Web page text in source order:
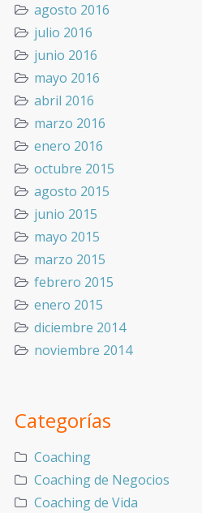
agosto 2016
julio 2016
junio 2016
mayo 2016
abril 2016
marzo 2016
enero 2016
octubre 2015
agosto 2015
junio 2015
mayo 2015
marzo 2015
febrero 2015
enero 2015
diciembre 2014
noviembre 2014
Categorías
Coaching
Coaching de Negocios
Coaching de Vida